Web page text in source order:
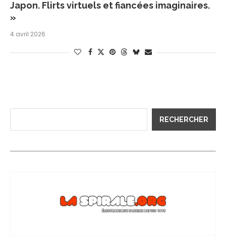
Japon. Flirts virtuels et fiancées imaginaires.
»
4 avril 2026
RECHERCHER